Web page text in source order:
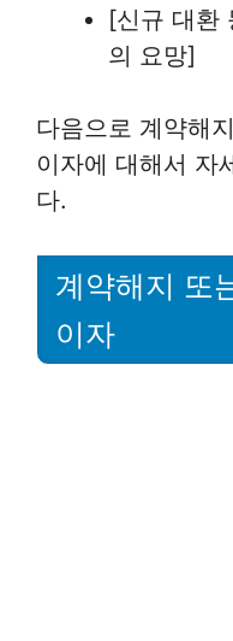
[신규 대환
의 요망]
다음으로 계약해
이자에 대해서 자
다.
계약해지 또
이자